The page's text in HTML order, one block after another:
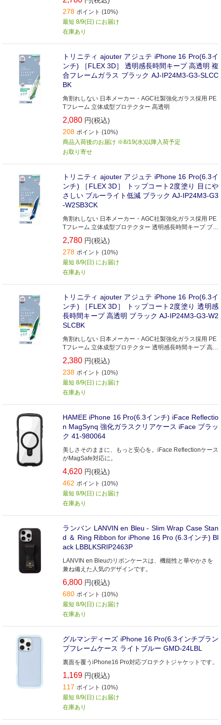
278 ポイント (10%)
最短 8/9(日) にお届け
在庫あり
トリニティ ajouter アジュテ iPhone 16 Pro(6.3イ
ンチ) ［FLEX 3D］ 透明感長時間キープ 高透明 複
合フレームガラス ブラック AJ-IP24M3-G3-SLCC
BK
角割れしない 日本メーカー・AGC社製強化ガラス採用 PE
Tフレーム 立体成型プロテクター 高透明
2,080 円(税込)
208 ポイント (10%)
商品入荷後のお届け ※8/19(水)以降入荷予定
お取り寄せ
トリニティ ajouter アジュテ iPhone 16 Pro(6.3イ
ンチ) ［FLEX 3D］ トップコート2度塗り 目にや
さしい ブルーライト低減 ブラック AJ-IP24M3-G3
-W2SB3CK
角割れしない 日本メーカー・AGC社製強化ガラス採用 PE
Tフレーム 立体成型プロテクター 透明感長時間キープ ブル
ーライト低減 高透明
2,780 円(税込)
278 ポイント (10%)
最短 8/9(日) にお届け
在庫あり
トリニティ ajouter アジュテ iPhone 16 Pro(6.3イ
ンチ) ［FLEX 3D］ トップコート2度塗り 透明感
長時間キープ 高透明 ブラック AJ-IP24M3-G3-W2
SLCBK
角割れしない 日本メーカー・AGC社製強化ガラス採用 PE
Tフレーム 立体成型プロテクター 透明感長時間キープ 高透
明
2,380 円(税込)
238 ポイント (10%)
最短 8/9(日) にお届け
在庫あり
HAMEE iPhone 16 Pro(6.3インチ) iFace Reflectio
n MagSynq 強化ガラスクリアケース iFace ブラッ
ク 41-980064
美しさそのままに、もっと安心を。iFace Reflectionケース
がMagSafe対応に。
4,620 円(税込)
462 ポイント (10%)
最短 8/9(日) にお届け
在庫あり
ランバン LANVIN en Bleu - Slim Wrap Case Stan
d ＆ Ring Ribbon for iPhone 16 Pro (6.3インチ) Bl
ack LBBLKSRIP2463P
LANVIN en Bleuのリボンケースは、機能性と華やかさを
兼ね備えた人気のデザインです。
6,800 円(税込)
680 ポイント (10%)
最短 8/9(日) にお届け
在庫あり
グルマンディーズ iPhone 16 Pro(6.3インチプラン
プフレームケース ライトブルー GMD-24LBL
裏面を覆うiPhone16 Pro対応プロテクトジャケットです。
1,169 円(税込)
117 ポイント (10%)
最短 8/9(日) にお届け
在庫あり